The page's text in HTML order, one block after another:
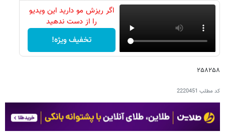
اگر ریزش مو دارید این ویدیو
را از دست ندهید
تخفیف ویژه!
۲۵۸۲۵۸
کد مطلب 2220451